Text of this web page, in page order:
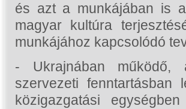
és azt a munkájában is
magyar kultúra
munkájához kapcsolódó
- Ukrajnában működő,
szervezeti fenntartásban
közigazgatási